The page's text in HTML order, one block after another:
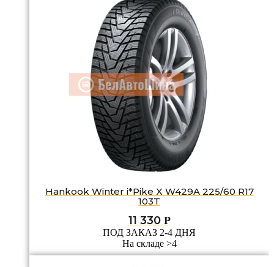
Hankook Winter i*Pike X W429A 225/60 R17
103T
11 330 Р
ПОД ЗАКАЗ 2-4 ДНЯ
На складе >4